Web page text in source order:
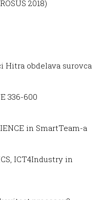
2018)
Hitra obdelava surovca
336-600
in SmartTeam-a
ICT4Industry in